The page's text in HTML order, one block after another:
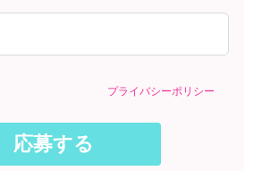
プライバシーポリシー